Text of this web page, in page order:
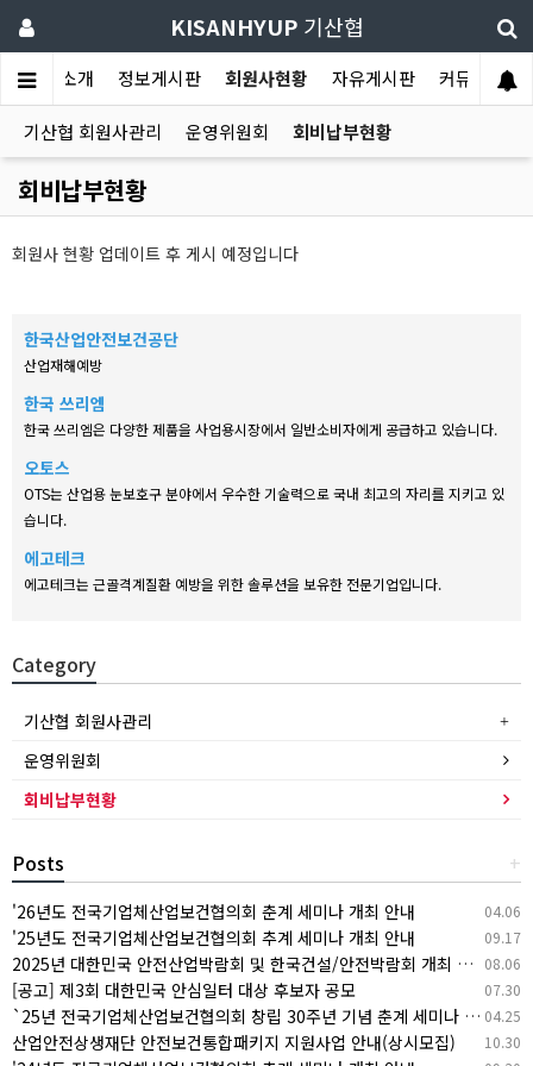
KISANHYUP기산협
기산협소개 정보게시판 회원사현황 자유게시판 커뮤니티
기산협 회원사관리 운영위원회 회비납부현황
회비납부현황
회원사 현황 업데이트 후 게시 예정입니다
한국산업안전보건공단
산업재해예방
한국 쓰리엠
한국 쓰리엠은 다양한 제품을 사업용시장에서 일반소비자에게 공급하고 있습니다.
오토스
OTS는 산업용 눈보호구 분야에서 우수한 기술력으로 국내 최고의 자리를 지키고 있
습니다.
에고테크
에고테크는 근골격계질환 예방을 위한 솔루션을 보유한 전문기업입니다.
Category
기산협 회원사관리
운영위원회
회비납부현황
+
Posts
04.06
'26년도 전국기업체산업보건협의회 춘계 세미나 개최 안내
09.17
'25년도 전국기업체산업보건협의회 추계 세미나 개최 안내
08.06
2025년 대한민국 안전산업박람회 및 한국건설/안전박람회 개최 안내
07.30
[공고] 제3회 대한민국 안심일터 대상 후보자 공모
04.25
`25년 전국기업체산업보건협의회 창립 30주년 기념 춘계 세미나 개최 안내
10.30
산업안전상생재단 안전보건통합패키지 지원사업 안내(상시모집)